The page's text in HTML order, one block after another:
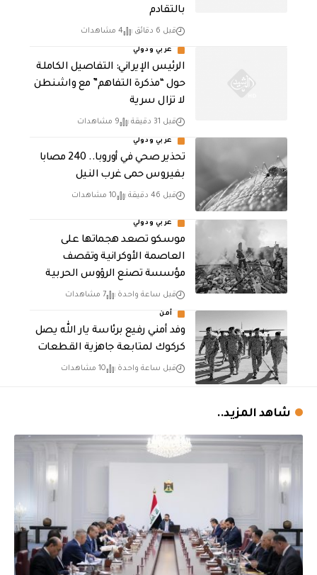
بالتقادم
قبل 6 دقائق 4 مشاهدات
عربي ودولي
الرئيس الإيراني: التفاصيل الكاملة
حول “مذكرة التفاهم” مع واشنطن
لا تزال سرية
قبل 31 دقيقة 9 مشاهدات
عربي ودولي
تحذير صحي في أوروبا.. 240 مصابا
بفيروس حمى غرب النيل
قبل 46 دقيقة 10 مشاهدات
عربي ودولي
موسكو تصعد هجماتها على
العاصمة الأوكرانية وتقصف
مؤسسة تصنع الرؤوس الحربية
قبل ساعة واحدة 7 مشاهدات
أمن
وفد أمني رفيع برئاسة يار الله يصل
كركوك لمتابعة جاهزية القطعات
قبل ساعة واحدة 10 مشاهدات
شاهد المزيد..